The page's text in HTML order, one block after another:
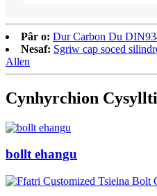
Pâr o: Dur Carbon Du
Nesaf: Sgriw cap soced
Allen
Cynhyrchion
bollt ehangu